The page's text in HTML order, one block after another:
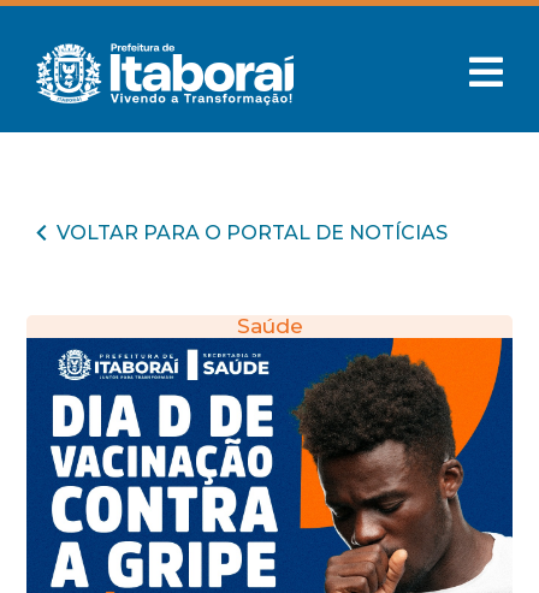
VOLTAR PARA O PORTAL DE NOTÍCIAS
Saúde